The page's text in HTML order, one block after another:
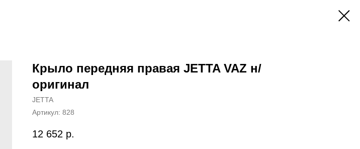
Крыло передняя правая JETTA VAZ н/
оригинал
JETTA
Артикул: 828
12 652 р.